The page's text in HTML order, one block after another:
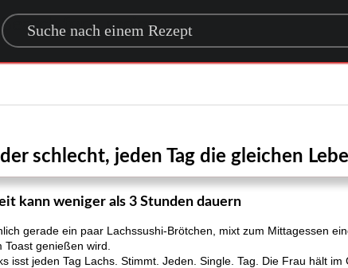
Search for a recipe
schlecht, jeden Tag die gleichen
kann weniger als 3 Stunden dauern
gerade ein paar Lachssushi-Brötchen, mixt zum Mittagessen
genießen wird.
isst jeden Tag Lachs. Stimmt. Jeden. Single. Tag. Die Frau hält